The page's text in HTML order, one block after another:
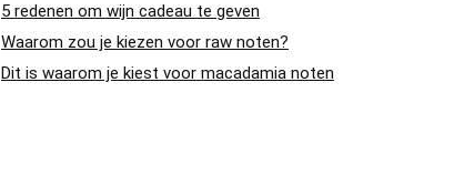
5 redenen om wijn cadeau te geven
Waarom zou je kiezen voor raw noten?
Dit is waarom je kiest voor macadamia noten